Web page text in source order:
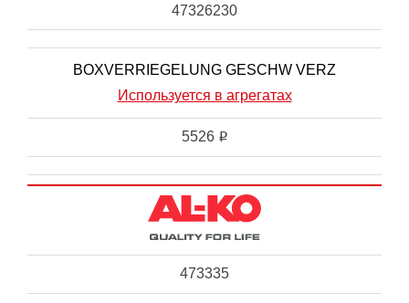
47326230
BOXVERRIEGELUNG GESCHW VERZ
Используется в агрегатах
5526 i
473335